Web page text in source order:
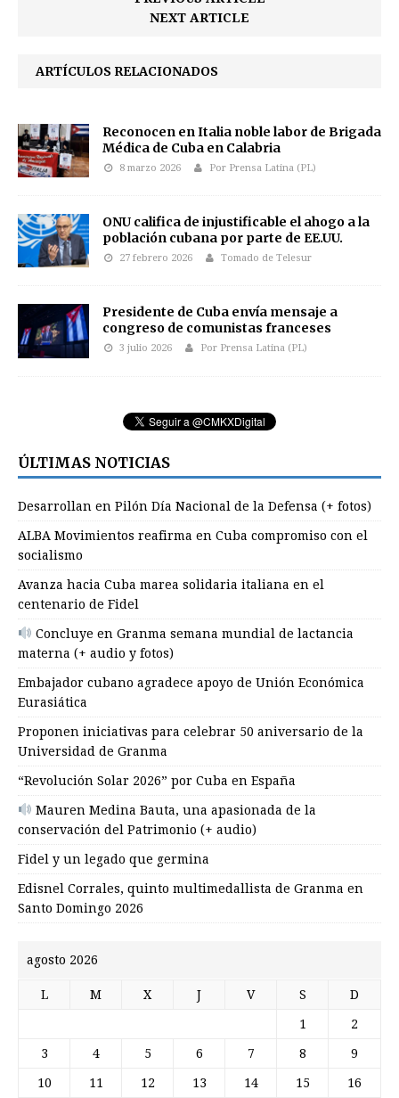
NEXT ARTICLE
ARTÍCULOS RELACIONADOS
Reconocen en Italia noble labor de Brigada
Médica de Cuba en Calabria
8 marzo 2026 Por Prensa Latina (PL)
ONU califica de injustificable el ahogo a la
población cubana por parte de EE.UU.
27 febrero 2026 Tomado de Telesur
Presidente de Cuba envía mensaje a
congreso de comunistas franceses
3 julio 2026 Por Prensa Latina (PL)
ÚLTIMAS NOTICIAS
Desarrollan en Pilón Día Nacional de la Defensa (+ fotos)
ALBA Movimientos reafirma en Cuba compromiso con el
socialismo
Avanza hacia Cuba marea solidaria italiana en el
centenario de Fidel
Concluye en Granma semana mundial de lactancia
materna (+ audio y fotos)
Embajador cubano agradece apoyo de Unión Económica
Eurasiática
Proponen iniciativas para celebrar 50 aniversario de la
Universidad de Granma
“Revolución Solar 2026” por Cuba en España
Mauren Medina Bauta, una apasionada de la
conservación del Patrimonio (+ audio)
Fidel y un legado que germina
Edisnel Corrales, quinto multimedallista de Granma en
Santo Domingo 2026
agosto 2026
L M X J V S D
1 2
3 4 5 6 7 8 9
10 11 12 13 14 15 16